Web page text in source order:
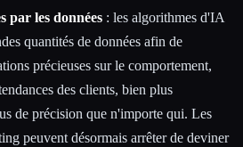
par les données : les algorithmes d'IA
quantités de données afin de
précieuses sur le comportement,
des clients, bien plus
de précision que n'importe qui. Les
peuvent désormais arrêter de deviner